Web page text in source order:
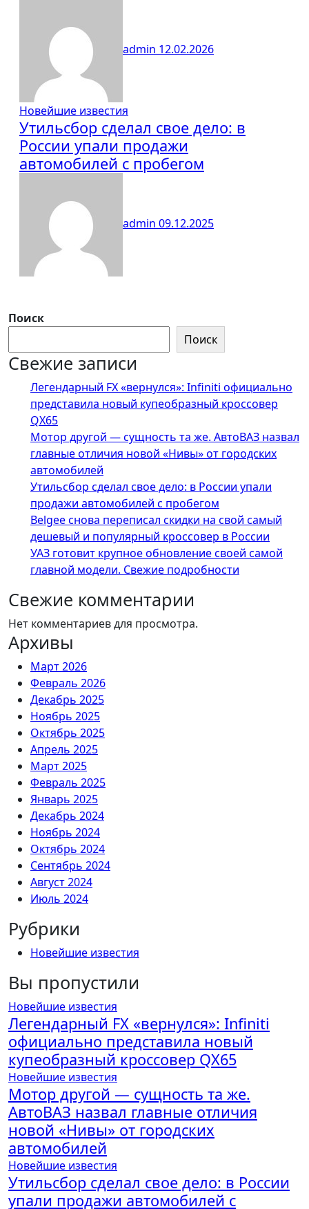
admin 12.02.2026
Новейшие известия
Утильсбор сделал свое дело: в
России упали продажи
автомобилей с пробегом
admin 09.12.2025
Поиск
Поиск
Свежие записи
Легендарный FX «вернулся»: Infiniti официально
представила новый купеобразный кроссовер
QX65
Мотор другой — сущность та же. АвтоВАЗ назвал
главные отличия новой «Нивы» от городских
автомобилей
Утильсбор сделал свое дело: в России упали
продажи автомобилей с пробегом
Belgee снова переписал скидки на свой самый
дешевый и популярный кроссовер в России
УАЗ готовит крупное обновление своей самой
главной модели. Свежие подробности
Свежие комментарии
Нет комментариев для просмотра.
Архивы
Март 2026
Февраль 2026
Декабрь 2025
Ноябрь 2025
Октябрь 2025
Апрель 2025
Март 2025
Февраль 2025
Январь 2025
Декабрь 2024
Ноябрь 2024
Октябрь 2024
Сентябрь 2024
Август 2024
Июль 2024
Рубрики
Новейшие известия
Вы пропустили
Новейшие известия
Легендарный FX «вернулся»: Infiniti
официально представила новый
купеобразный кроссовер QX65
Новейшие известия
Мотор другой — сущность та же.
АвтоВАЗ назвал главные отличия
новой «Нивы» от городских
автомобилей
Новейшие известия
Утильсбор сделал свое дело: в России
упали продажи автомобилей с